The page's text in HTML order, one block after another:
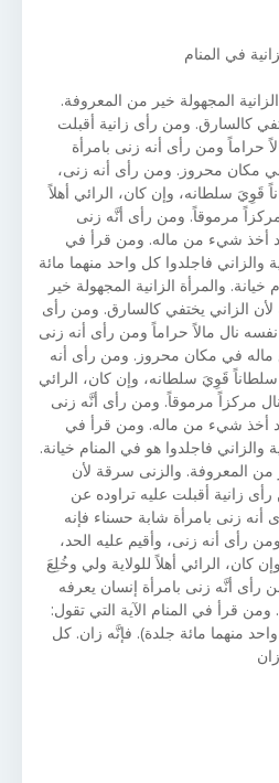
في المنام
المجهولة خير من المعروفة.
كالسارق. ومن رأى زانية أقبلت
حراماً ومن رأى أنه زنى بامرأة
مكان محروز. ومن رأى أنه زنى،
قَوِيَ سلطانه، وإن كان، الرائي أهلاً
مرموقاً. ومن رأى أنَّه زنى
أخذ شيء من ماله. ومن قرأ في
والزاني فاجلدوا كل واحد منهما مائة
والمرأة الزانية المجهولة خير
الزاني يختفي كالسارق. ومن رأى
نال مالاً حراماً ومن رأى أنه زنى
ماله في مكان محروز. ومن رأى أنه
قَوِيَ سلطانه، وإن كان، الرائي
مركزاً مرموقاً. ومن رأى أنَّه زنى
أخذ شيء من ماله. ومن قرأ في
والزاني فاجلدوا هو في المنام خيانة.
من المعروفة. والزنى سرقة لأن
زانية أقبلت عليه تراوده عن
أنه زنى بامرأة شابة حسناء فإنه
رأى أنه زنى، وأقيم عليه الحد،
كان، الرائي أهلاً للولاية ولي وخُلِعَ
رأى أنَّه زنى بامرأة إنسان يعرفه
قرأ في المنام الآية التي تقول:
منهما مائة جلدة). فإنَّه زان. كل